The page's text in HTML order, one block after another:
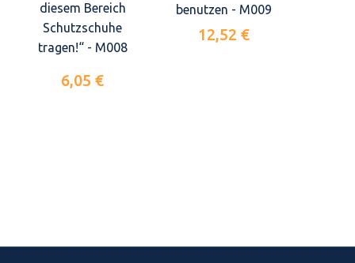
diesem Bereich
Schutzschuhe
tragen!“ - M008
6,05 €
benutzen - M009
12,52 €